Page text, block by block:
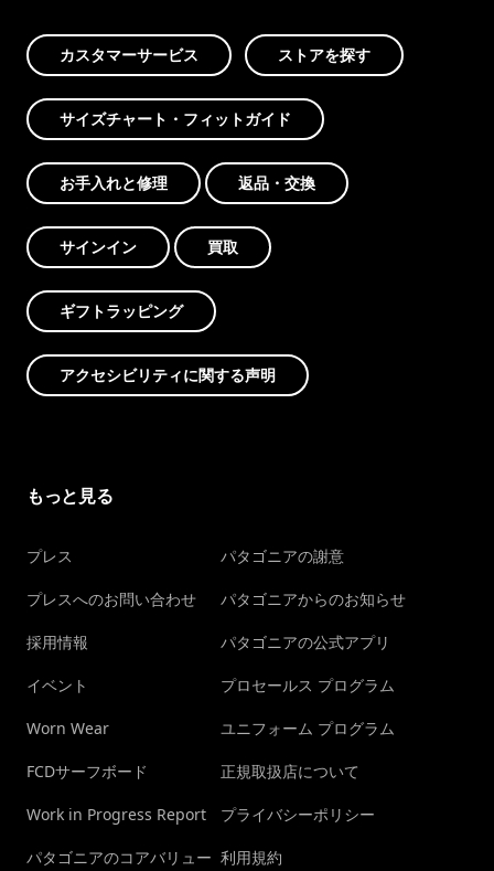
カスタマーサービス ストアを探す
サイズチャート・フィットガイド
お手入れと修理 返品・交換
サインイン 買取
ギフトラッピング
アクセシビリティに関する声明
もっと見る
プレス
プレスへのお問い合わせ
採用情報
イベント
Worn Wear
FCDサーフボード
Work in Progress Report
パタゴニアのコアバリュー
パタゴニアの謝意
パタゴニアからのお知らせ
パタゴニアの公式アプリ
プロセールス プログラム
ユニフォーム プログラム
正規取扱店について
プライバシーポリシー
利用規約